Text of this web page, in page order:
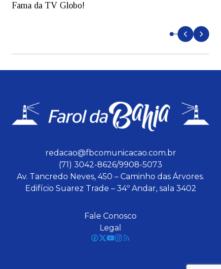
Fama da TV Globo!
redacao@fbcomunicacao.com.br
(71) 3042-8626/9908-5073
Av. Tancredo Neves, 450 – Caminho das Árvores.
Edifício Suarez Trade – 34º Andar, sala 3402
Fale Conosco
Legal